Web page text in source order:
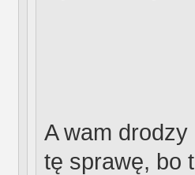
A wam
tę sprawę, bo